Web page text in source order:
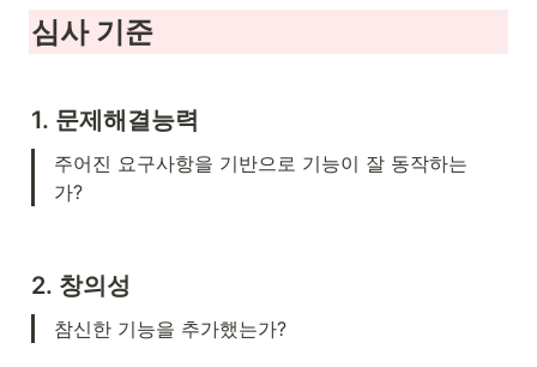
심사 기준
1. 문제해결능력
주어진 요구사항을 기반으로 기능이 잘 동작하는
가?
2. 창의성
참신한 기능을 추가했는가?